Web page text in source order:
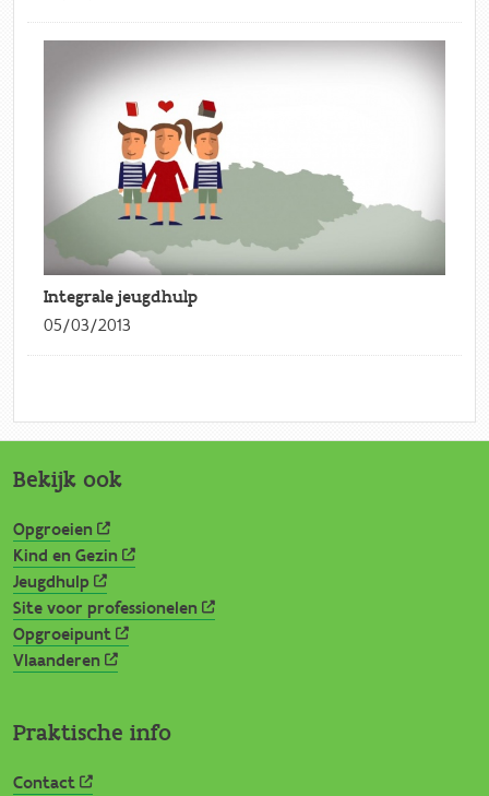
Integrale jeugdhulp
05/03/2013
Bekijk ook
Opgroeien
Kind en Gezin
Jeugdhulp
Site voor professionelen
Opgroeipunt
Vlaanderen
Praktische info
Contact